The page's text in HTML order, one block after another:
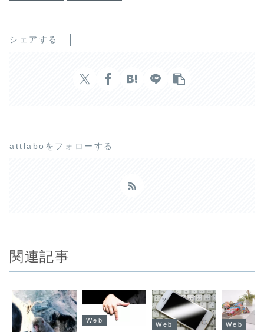
シェアする
attlaboをフォローする
関連記事
Web
Web Web